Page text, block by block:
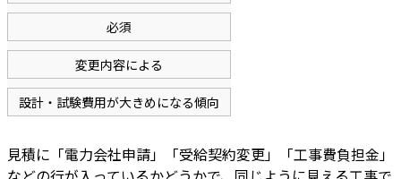
必須
変更内容による
設計・試験費用が大きめになる傾向
見積に「電力会社申請」「受給契約変更」「工事費負担金」